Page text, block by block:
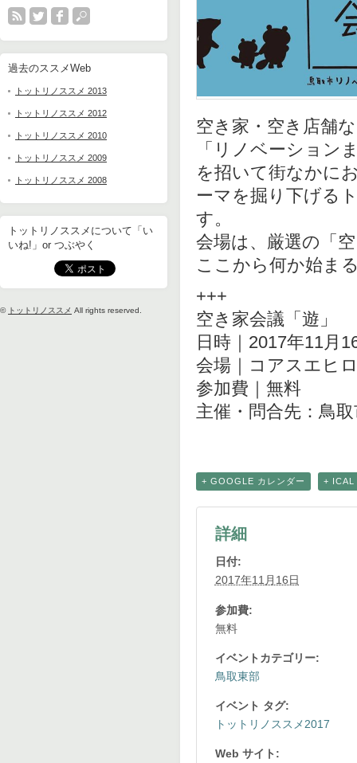
過去のススメWeb
トットリノススメ 2013
トットリノススメ 2012
トットリノススメ 2010
トットリノススメ 2009
トットリノススメ 2008
トットリノススメについて「い
いね!」or つぶやく
© トットリノススメ All rights reserved.
空き家・空き店舗
「リノベーション
を招いて街なかに
ーマを掘り下げる
す。
会場は、厳選の「
ここから何か始ま
+++
空き家会議「遊」
日時｜2017年11月
会場｜コアスエヒ
参加費｜無料
主催・問合先：鳥
+ GOOGLE カレンダー + ICAL
詳細
日付:
2017年11月16日
参加費:
無料
イベントカテゴリー:
鳥取東部
イベント タグ:
トットリノススメ2017
Web サイト: